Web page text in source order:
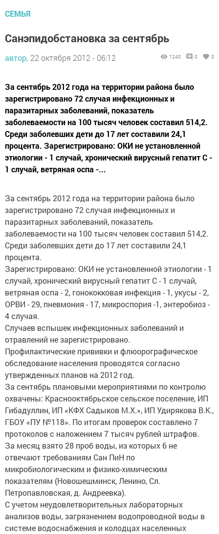
СЕМЬЯ
Санэпидобстановка за сентябрь
автор, 22 октября 2012 - 06:12 1240 0 0
За сентябрь 2012 года на территории района было
зарегистрировано 72 случая инфекционных и
паразитарных заболеваний, показатель
заболеваемости на 100 тысяч человек составил 514,2.
Среди заболевших дети до 17 лет составили 24,1
процента. Зарегистрировано: ОКИ не установленной
этиологии - 1 случай, хронический вирусный гепатит С -
1 случай, ветряная оспа -...
За сентябрь 2012 года на территории района было
зарегистрировано 72 случая инфекционных и
паразитарных заболеваний, показатель
заболеваемости на 100 тысяч человек составил 514,2.
Среди заболевших дети до 17 лет составили 24,1
процента.
Зарегистрировано: ОКИ не установленной этиологии - 1
случай, хронический вирусный гепатит С - 1 случай,
ветряная оспа - 2, гонококковая инфекция - 1, укусы - 2,
ОРВИ - 29, пневмония - 17, микроспория -1, энтеробиоз -
4 случая.
Случаев вспышек инфекционных заболеваний и
отравлений не зарегистрировано.
Профилактические прививки и флюорографическое
обследование населения проводятся согласно
утвержденных планов на 2012 год.
За сентябрь плановыми мероприятиями по контролю
охвачены: Краснооктябрьское сельское поселение, ИП
Гибадуллин, ИП «КФХ Садыков М.Х.», ИП Удирякова В.К.,
ГБОУ «ПУ №118». По итогам проверок составлено 7
протоколов с наложением 7 тысяч рублей штрафов.
За месяц взято 28 проб воды, из которых 6 не
отвечают требованиям Сан ПиН по
микробиологическим и физико-химическим
показателям (Новошешминск, Ленино, Сл.
Петропавловская, д. Андреевка).
С учетом неудовлетворительных лабораторных
анализов воды, загрязнением водопроводной воды в
системе водоснабжения и колодцах населенных